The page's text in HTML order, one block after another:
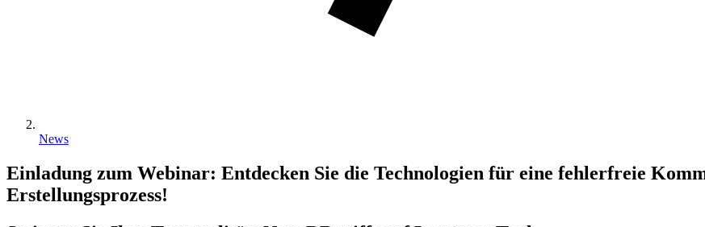
News
Einladung zum Webinar: Entdecken Sie die Technologien für eine fehlerfreie
Erstellungsprozess!